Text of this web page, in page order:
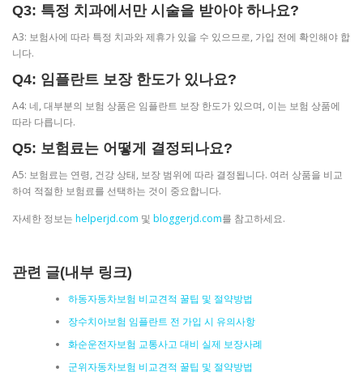
Q3: 특정 치과에서만 시술을 받아야 하나요?
A3: 보험사에 따라 특정 치과와 제휴가 있을 수 있으므로, 가입 전에 확인해야 합
니다.
Q4: 임플란트 보장 한도가 있나요?
A4: 네, 대부분의 보험 상품은 임플란트 보장 한도가 있으며, 이는 보험 상품에
따라 다릅니다.
Q5: 보험료는 어떻게 결정되나요?
A5: 보험료는 연령, 건강 상태, 보장 범위에 따라 결정됩니다. 여러 상품을 비교
하여 적절한 보험료를 선택하는 것이 중요합니다.
자세한 정보는 helperjd.com 및 bloggerjd.com를 참고하세요.
관련 글(내부 링크)
하동자동차보험 비교견적 꿀팁 및 절약방법
장수치아보험 임플란트 전 가입 시 유의사항
화순운전자보험 교통사고 대비 실제 보장사례
군위자동차보험 비교견적 꿀팁 및 절약방법